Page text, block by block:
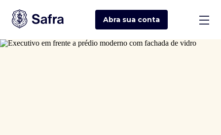
Abra sua conta